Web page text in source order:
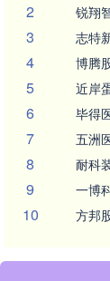
2 锐翔
3 志特
4 博腾
5 近岸
6 毕得
7 五洲
8 耐科
9 一博
10 方邦